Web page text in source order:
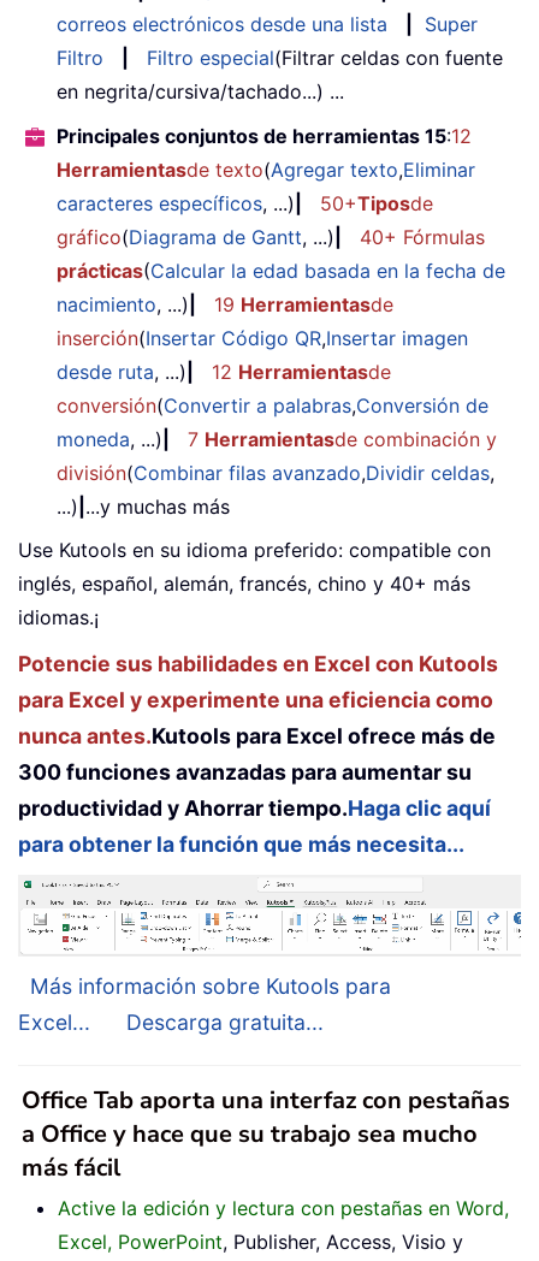
correos electrónicos desde una lista
Super
Filtro
Filtro especial(Filtrar celdas con fuente
en negrita/cursiva/tachado...) ...
Principales conjuntos de herramientas 15:12
Herramientasde texto(Agregar texto,Eliminar
caracteres específicos, ...) 50+Tiposde
gráfico(Diagrama de Gantt, ...)
40+ Fórmulas
prácticas(Calcular la edad basada en la fecha de
nacimiento, ...) 19 Herramientasde
inserción(Insertar Código QR,Insertar imagen
desde ruta, ...) 12 Herramientasde
conversión(Convertir a palabras,Conversión de
moneda, ...) 7 Herramientasde combinación y
división(Combinar filas avanzado,Dividir celdas,
...) ...y muchas más
Use Kutools en su idioma preferido: compatible con
inglés, español, alemán, francés, chino y 40+ más
idiomas.¡
Potencie sus habilidades en Excel con Kutools
para Excel y experimente una eficiencia como
nunca antes.Kutools para Excel ofrece más de
300 funciones avanzadas para aumentar su
productividad y Ahorrar tiempo.Haga clic aquí
para obtener la función que más necesita...
Más información sobre Kutools para
Excel...
Descarga gratuita...
Office Tab aporta una interfaz con pestañas
a Office y hace que su trabajo sea mucho
más fácil
Active la edición y lectura con pestañas en Word,
Excel, PowerPoint, Publisher, Access, Visio y